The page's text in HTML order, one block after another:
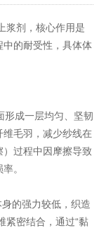
浆剂，核心作用是
的耐受性，具体体
成一层均匀、坚韧
维毛羽，减少纱线在
过程中因摩擦导致
。
的强力较低，织造
紧密结合，通过“黏